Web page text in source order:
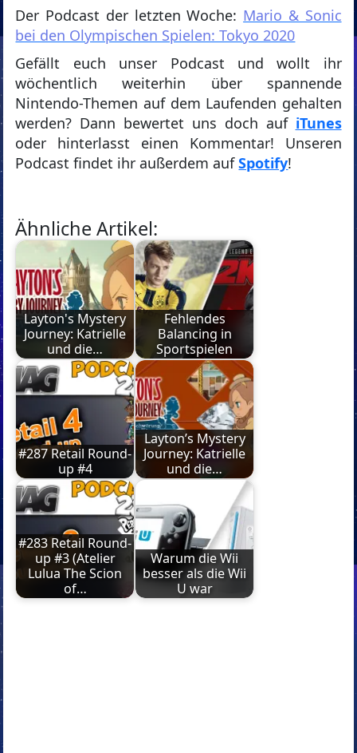
Der Podcast der letzten Woche: Mario & Sonic
bei den Olympischen Spielen: Tokyo 2020
Gefällt euch unser Podcast und wollt ihr
wöchentlich weiterhin über spannende
Nintendo-Themen auf dem Laufenden gehalten
werden? Dann bewertet uns doch auf iTunes
oder hinterlasst einen Kommentar! Unseren
Podcast findet ihr außerdem aufSpotify!
Ähnliche Artikel:
Layton's Mystery
Journey: Katrielle
und die…
Fehlendes
Balancing in
Sportspielen
#287 Retail Round-
up #4
Layton’s Mystery
Journey: Katrielle
und die…
#283 Retail Round-
up #3 (Atelier
Lulua The Scion
of…
Warum die Wii
besser als die Wii
U war